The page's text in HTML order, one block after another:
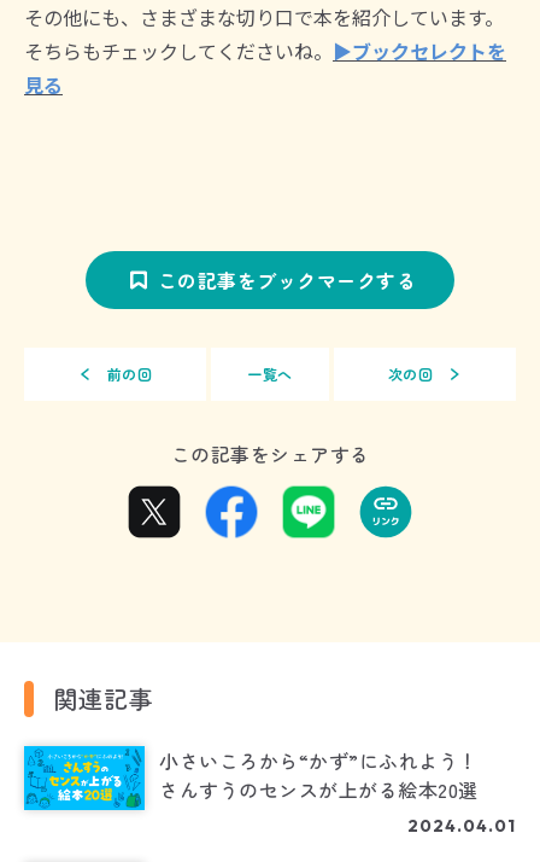
その他にも、さまざまな切り口で本を紹介しています。
そちらもチェックしてくださいね。 ▶ブックセレクトを
見る
この記事をブックマークする
前の回 一覧へ 次の回
この記事をシェアする
関連記事
小さいころから“かず”にふれよう！
さんすうのセンスが上がる絵本20選
2024.04.01